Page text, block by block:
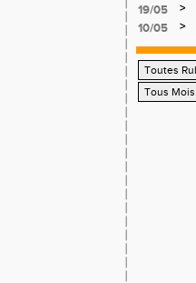
19/05
>
10/05
>